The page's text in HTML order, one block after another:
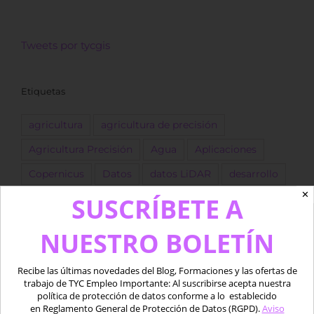
Tweets por tycgis
Etiquetas
agricultura agricultura de precisión
Agricultura Precisión Agua Aplicaciones
Copernicus Datos datos LiDAR desarrollo
dron Drones empleo
Google Earth Engine IA Imágenes
Imágenes satélite ingeniero Landsat
LIDAR marino Medio acuático Oferta
✕
SUSCRÍBETE A
NUESTRO BOLETÍN
Recibe las últimas novedades del Blog, Formaciones y las ofertas de
trabajo de TYC Empleo Importante: Al suscribirse acepta nuestra
política de protección de datos conforme a lo establecido
en Reglamento General de Protección de Datos (RGPD).Aviso